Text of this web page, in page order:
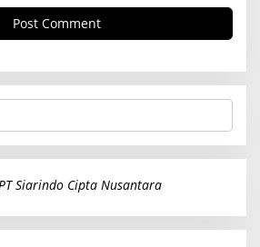
Siarindo Cipta Nusantara